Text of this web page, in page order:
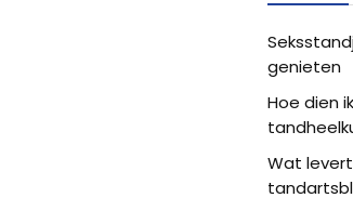
genieten
Hoe dien
Wat